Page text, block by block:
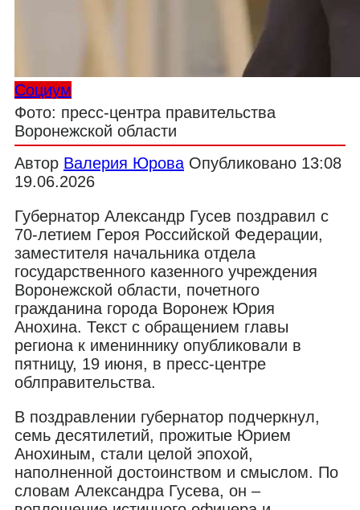
Социум
Фото: пресс-центра правительства
Воронежской области
Автор Валерия Юрова Опубликовано 13:08
19.06.2026
Губернатор Александр Гусев поздравил с
70-летием Героя Российской Федерации,
заместителя начальника отдела
государственного казенного учреждения
Воронежской области, почетного
гражданина города Воронеж Юрия
Анохина. Текст с обращением главы
региона к имениннику опубликовали в
пятницу, 19 июня, в пресс-центре
облправительства.
В поздравлении губернатор подчеркнул,
семь десятилетий, прожитые Юрием
Анохиным, стали целой эпохой,
наполненной достоинством и смыслом. По
словам Александра Гусева, он –